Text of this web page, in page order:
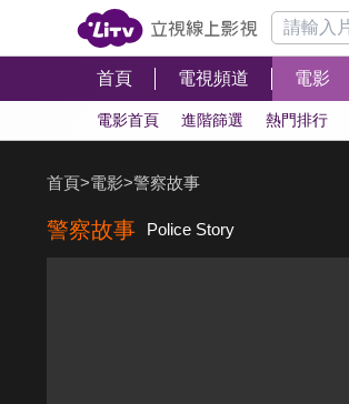
首頁 電視頻道 電影
電影首頁 進階篩選 熱門排行
首頁>電影>警察故事
警察故事 Police Story